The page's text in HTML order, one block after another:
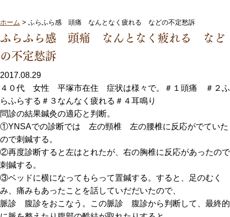
ホーム > ふらふら感 頭痛 なんとなく疲れる などの不定愁訴
ふらふら感 頭痛 なんとなく疲れる など
の不定愁訴
2017.08.29
４０代 女性 平塚市在住 症状は様々で。＃１頭痛 ＃２ふ
らふらする＃３なんなく疲れる＃４耳鳴り
問診の結果鍼灸の適応と判断。
①YNSAでの診断では 左の頸椎 左の腰椎に反応がでていた
ので刺鍼する。
②再度診断すると左はとれたが、右の胸椎に反応があったので
刺鍼する。
③ベッドに横になってもらって置鍼する。すると、足のむく
み、痛みもあったことを話していだだいたので、
脈診 腹診をおこなう。この脈診 腹診から判断して、最終的